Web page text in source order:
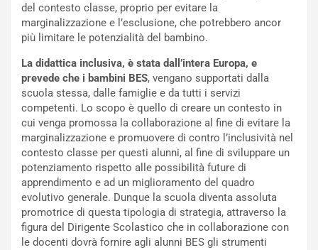
del contesto classe, proprio per evitare la
marginalizzazione e l’esclusione, che potrebbero ancor
più limitare le potenzialità del bambino.
La didattica inclusiva, è stata dall’intera Europa, e
prevede che i bambini BES, vengano supportati dalla
scuola stessa, dalle famiglie e da tutti i servizi
competenti. Lo scopo è quello di creare un contesto in
cui venga promossa la collaborazione al fine di evitare la
marginalizzazione e promuovere di contro l’inclusività nel
contesto classe per questi alunni, al fine di sviluppare un
potenziamento rispetto alle possibilità future di
apprendimento e ad un miglioramento del quadro
evolutivo generale. Dunque la scuola diventa assoluta
promotrice di questa tipologia di strategia, attraverso la
figura del Dirigente Scolastico che in collaborazione con
le docenti dovrà fornire agli alunni BES gli strumenti